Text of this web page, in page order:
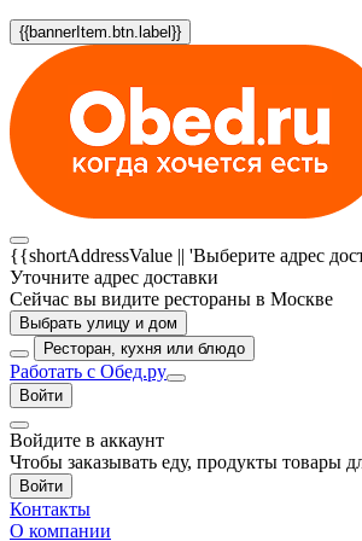
{{bannerItem.btn.label}}
{{shortAddressValue || 'Выберите адрес
Уточните адрес доставки
Сейчас вы видите рестораны в Москве
Выбрать улицу и дом
Ресторан, кухня или блюдо
Работать с Обед.ру
Войти
Войдите в аккаунт
Чтобы заказывать еду, продукты товары
Войти
Контакты
О компании